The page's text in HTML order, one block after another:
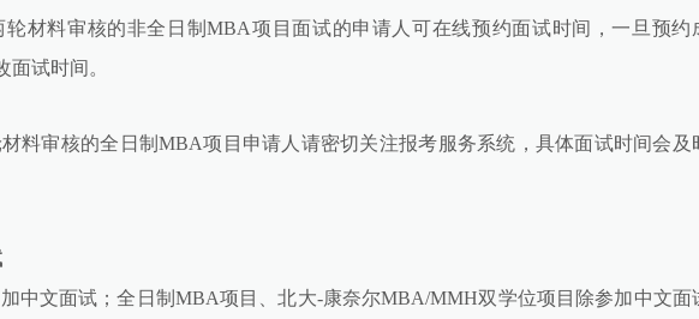
材料审核的非全日制MBA项目面试的申请人可在线预约面试时间，一旦预约
试时间。
料审核的全日制MBA项目申请人请密切关注报考服务系统，具体面试时间会及
中文面试；全日制MBA项目、北大-康奈尔MBA/MMH双学位项目除参加中文面